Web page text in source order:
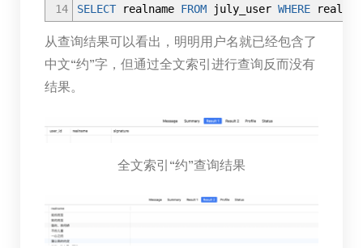
14
SELECTrealname FROMjuly_user WHERE
从查询结果可以看出，明明用户名就已经包含了
中文“约”字，但通过全文索引进行查询反而没有
结果。
全文索引“约”查询结果